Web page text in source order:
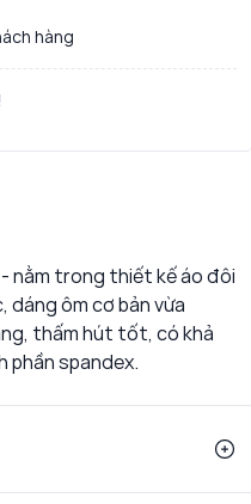
hàng
nằm trong thiết kế áo đôi
dáng ôm cơ bản vừa
thấm hút tốt, có khả
phần spandex.